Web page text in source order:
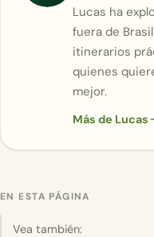
Lucas ha
fuera de
itinerarios
quienes
mejor.
Más de Lucas
EN ESTA PÁGINA
Vea también: